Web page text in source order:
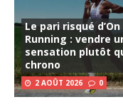
Le pari risqué d’On
Running : vendre
sensation plutôt
chrono
2 AOÛT 2026 0